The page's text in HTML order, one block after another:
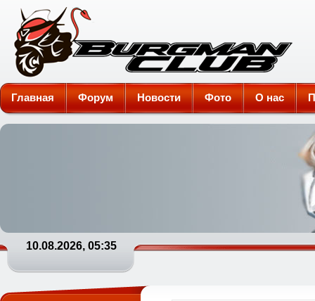
Burgman-Club
Главная Форум Новости Фото О нас
10.08.2026, 05:35